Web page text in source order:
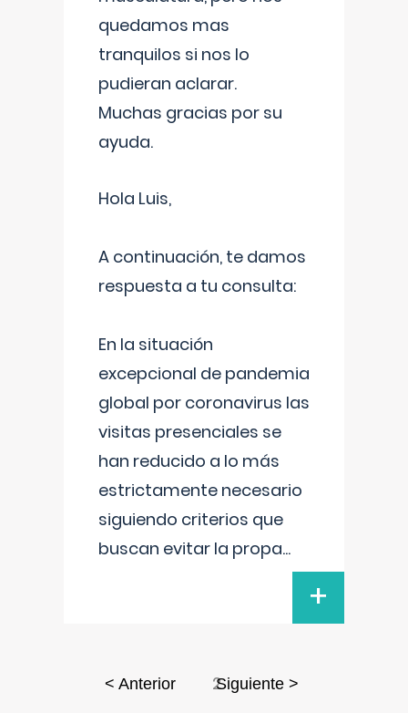
quedamos mas
tranquilos si nos lo
pudieran aclarar.
Muchas gracias por su
ayuda.
Hola Luis,
A continuación, te damos
respuesta a tu consulta:
En la situación
excepcional de pandemia
global por coronavirus las
visitas presenciales se
han reducido a lo más
estrictamente necesario
siguiendo criterios que
buscan evitar la propa...
+
< Anterior 2Siguiente >